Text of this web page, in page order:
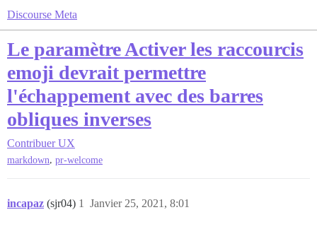
Discourse Meta
Le paramètre Activer les raccourcis
emoji devrait permettre
l'échappement avec des barres
obliques inverses
Contribuer UX
markdown, pr-welcome
incapaz (sjr04) Janvier 25, 2021, 8:01
1